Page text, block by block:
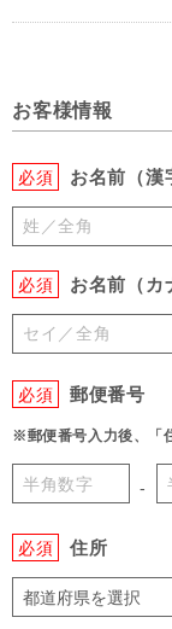
お客様情報
必須 お名前（漢
必須 お名前（カ
必須 郵便番号
※郵便番号入力後、「
-
必須 住所
都道府県を選択